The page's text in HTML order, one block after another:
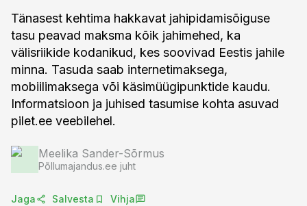
Tänasest kehtima hakkavat jahipidamisõiguse
tasu peavad maksma kõik jahimehed, ka
välisriikide kodanikud, kes soovivad Eestis jahile
minna. Tasuda saab internetimaksega,
mobiilimaksega või käsimüügipunktide kaudu.
Informatsioon ja juhised tasumise kohta asuvad
pilet.ee veebilehel.
Meelika Sander-Sõrmus
Põllumajandus.ee juht
Jaga Salvesta Vihja